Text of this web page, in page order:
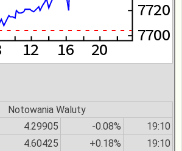
Notowania Waluty
4.29905 -0.08% 19:10
4.60425 +0.18% 19:10